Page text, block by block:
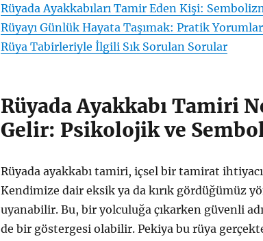
Rüyada Ayakkabıları Tamir Eden Kişi:
Rüyayı Günlük Hayata Taşımak: Pratik
Rüya Tabirleriyle İlgili Sık Sorulan Sorular
Rüyada Ayakkabı Tamiri
Gelir: Psikolojik ve
Rüyada ayakkabı tamiri, içsel bir tamirat
Kendimize dair eksik ya da kırık gördüğümüz
uyanabilir. Bu, bir yolculuğa çıkarken güvenli
de bir göstergesi olabilir. Pekiya bu rüya